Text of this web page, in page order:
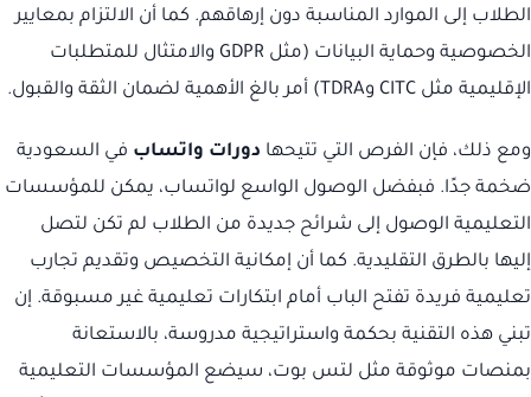
الطلاب إلى الموارد المناسبة دون إرهاقهم. كما أن الالتزام بمعايير
الخصوصية وحماية البيانات (مثل GDPR والامتثال للمتطلبات
الإقليمية مثل CITC وTDRA) أمر بالغ الأهمية لضمان الثقة والقبول.
ومع ذلك، فإن الفرص التي تتيحها دورات واتساب في السعودية
ضخمة جدًا. فبفضل الوصول الواسع لواتساب، يمكن للمؤسسات
التعليمية الوصول إلى شرائح جديدة من الطلاب لم تكن لتصل
إليها بالطرق التقليدية. كما أن إمكانية التخصيص وتقديم تجارب
تعليمية فريدة تفتح الباب أمام ابتكارات تعليمية غير مسبوقة. إن
تبني هذه التقنية بحكمة واستراتيجية مدروسة، بالاستعانة
بمنصات موثوقة مثل لتس بوت، سيضع المؤسسات التعليمية